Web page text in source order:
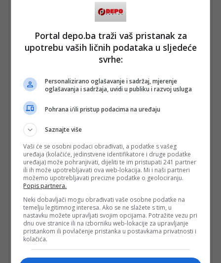
Portal depo.ba traži vaš pristanak za
upotrebu vaših ličnih podataka u sljedeće
svrhe:
Personalizirano oglašavanje i sadržaj, mjerenje
oglašavanja i sadržaja, uvidi u publiku i razvoj usluga
Pohrana i/ili pristup podacima na uređaju
Saznajte više
Vaši će se osobni podaci obrađivati, a podatke s vašeg
uređaja (kolačiće, jedinstvene identifikatore i druge podatke
uređaja) može pohranjivati, dijeliti te im pristupati 241 partner
ili ih može upotrebljavati ova web-lokacija. Mi i naši partneri
možemo upotrebljavati precizne podatke o geolociranju.
Popis partnera.
Neki dobavljači mogu obrađivati vaše osobne podatke na
temelju legitimnog interesa. Ako se ne slažete s tim, u
nastavku možete upravljati svojim opcijama. Potražite vezu pri
dnu ove stranice ili na izborniku web-lokacije za upravljanje
pristankom ili povlačenje pristanka u postavkama privatnosti i
kolačića.